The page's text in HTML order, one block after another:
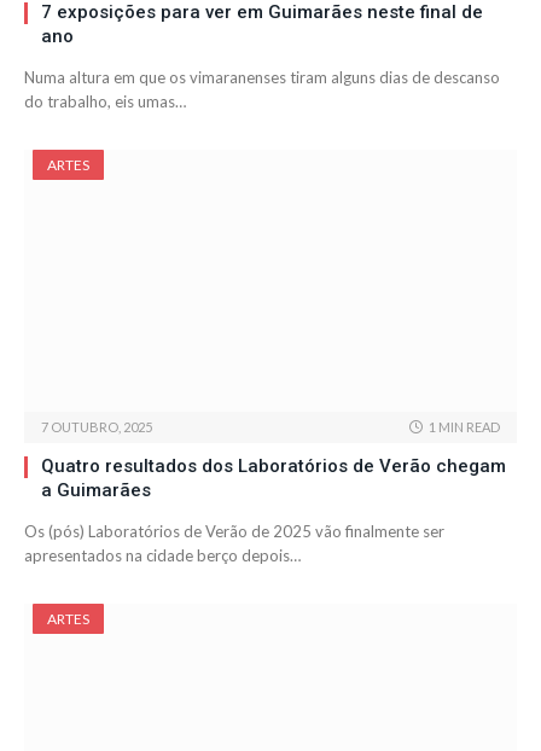
7 exposições para ver em Guimarães neste final de
ano
Numa altura em que os vimaranenses tiram alguns dias de descanso
do trabalho, eis umas…
ARTES
7 OUTUBRO, 2025 1 MIN READ
Quatro resultados dos Laboratórios de Verão chegam
a Guimarães
Os (pós) Laboratórios de Verão de 2025 vão finalmente ser
apresentados na cidade berço depois…
ARTES